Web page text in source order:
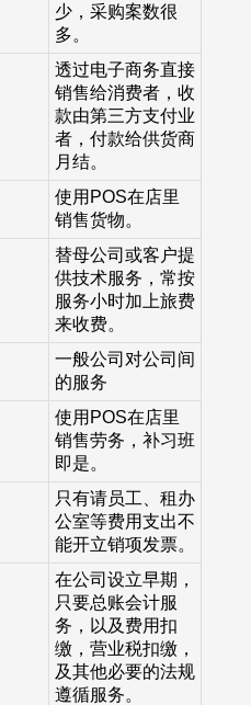
少，采购案数很
多。
透过电子商务直接
销售给消费者，收
款由第三方支付业
者，付款给供货商
月结。
使用POS在店里
销售货物。
替母公司或客户提
供技术服务，常按
服务小时加上旅费
来收费。
一般公司对公司间
的服务
使用POS在店里
销售劳务，补习班
即是。
只有请员工、租办
公室等费用支出不
能开立销项发票。
在公司设立早期，
只要总账会计服
务，以及费用扣
缴，营业税扣缴，
及其他必要的法规
遵循服务。